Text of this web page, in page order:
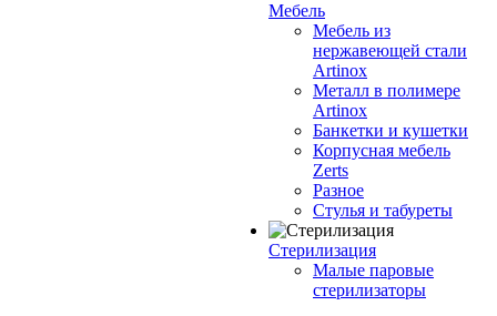
Мебель
Мебель из
нержавеющей стали
Artinox
Металл в полимере
Artinox
Банкетки и кушетки
Корпусная мебель
Zerts
Разное
Стулья и табуреты
Стерилизация
Малые паровые
стерилизаторы